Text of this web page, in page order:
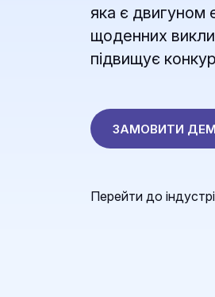
яка є двигуном
щоденних
підвищує
ЗАМОВИТИ
Перейти до